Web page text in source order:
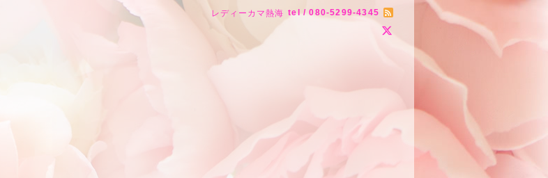
レディーカマ熱海 tel / 080-5299-4345